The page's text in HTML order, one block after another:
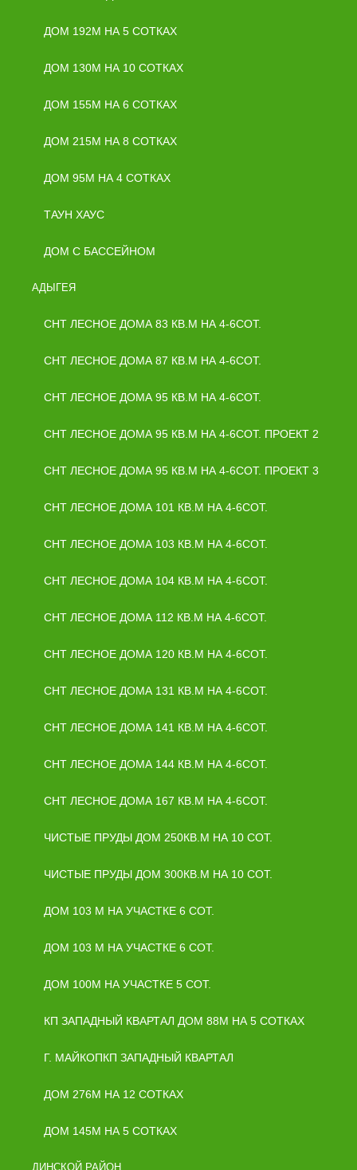
ДОМ 192М НА 5 СОТКАХ
ДОМ 130М НА 10 СОТКАХ
ДОМ 155М НА 6 СОТКАХ
ДОМ 215М НА 8 СОТКАХ
ДОМ 95М НА 4 СОТКАХ
ТАУН ХАУС
ДОМ С БАССЕЙНОМ
АДЫГЕЯ
СНТ ЛЕСНОЕ ДОМА 83 КВ.М НА 4-6СОТ.
СНТ ЛЕСНОЕ ДОМА 87 КВ.М НА 4-6СОТ.
СНТ ЛЕСНОЕ ДОМА 95 КВ.М НА 4-6СОТ.
СНТ ЛЕСНОЕ ДОМА 95 КВ.М НА 4-6СОТ. ПРОЕКТ 2
СНТ ЛЕСНОЕ ДОМА 95 КВ.М НА 4-6СОТ. ПРОЕКТ 3
СНТ ЛЕСНОЕ ДОМА 101 КВ.М НА 4-6СОТ.
СНТ ЛЕСНОЕ ДОМА 103 КВ.М НА 4-6СОТ.
СНТ ЛЕСНОЕ ДОМА 104 КВ.М НА 4-6СОТ.
СНТ ЛЕСНОЕ ДОМА 112 КВ.М НА 4-6СОТ.
СНТ ЛЕСНОЕ ДОМА 120 КВ.М НА 4-6СОТ.
СНТ ЛЕСНОЕ ДОМА 131 КВ.М НА 4-6СОТ.
СНТ ЛЕСНОЕ ДОМА 141 КВ.М НА 4-6СОТ.
СНТ ЛЕСНОЕ ДОМА 144 КВ.М НА 4-6СОТ.
СНТ ЛЕСНОЕ ДОМА 167 КВ.М НА 4-6СОТ.
ЧИСТЫЕ ПРУДЫ ДОМ 250КВ.М НА 10 СОТ.
ЧИСТЫЕ ПРУДЫ ДОМ 300КВ.М НА 10 СОТ.
ДОМ 103 М НА УЧАСТКЕ 6 СОТ.
ДОМ 103 М НА УЧАСТКЕ 6 СОТ.
ДОМ 100М НА УЧАСТКЕ 5 СОТ.
КП ЗАПАДНЫЙ КВАРТАЛ ДОМ 88М НА 5 СОТКАХ
Г. МАЙКОПКП ЗАПАДНЫЙ КВАРТАЛ
ДОМ 276М НА 12 СОТКАХ
ДОМ 145М НА 5 СОТКАХ
ДИНСКОЙ РАЙОН